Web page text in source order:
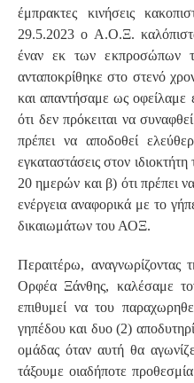
έμπρακτες κινήσεις
29.5.2023 ο Α.Ο.Ξ.
έναν εκ των εκπροσώπων
ανταποκρίθηκε στο στενό
και απαντήσαμε ως οφείλαμε
ότι δεν πρόκειται να
πρέπει να αποδοθεί
εγκαταστάσεις στον
20 ημερών και β) ότι πρέπει
ενέργεια αναφορικά με το
δικαιωμάτων του ΑΟΞ.
Περαιτέρω, αναγνωρίζοντας
Ορφέα Ξάνθης, καλέσαμε
επιθυμεί να του
γηπέδου και δυο (2)
ομάδας όταν αυτή θα
τάξουμε οιαδήποτε